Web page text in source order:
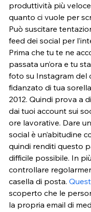
produttività più
quanto ci vuole per
Può suscitare
feed dei social per
Prima che tu te ne
passata un’ora e tu
foto su Instagram del
fidanzato di tua
2012. Quindi prova a
dai tuoi account sui
ore lavorative. Dare
social è un’abitudine
quindi renditi questo
difficile possibile. In
controllare
casella di posta.
scoperto che le
la propria email di